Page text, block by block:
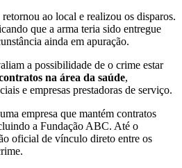
ao local e realizou os disparos.
que a arma teria sido entregue
ainda em apuração.
a possibilidade de o crime estar
na área da saúde,
e empresas prestadoras de serviço.
empresa que mantém contratos
a Fundação ABC. Até o
oficial de vínculo direto entre os